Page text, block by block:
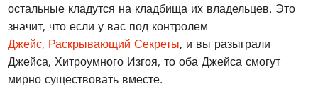
остальные кладутся на кладбища их владельцев. Это
значит, что если у вас под контролем
Джейс, Раскрывающий Секреты, и вы разыграли
Джейса, Хитроумного Изгоя, то оба Джейса смогут
мирно существовать вместе.